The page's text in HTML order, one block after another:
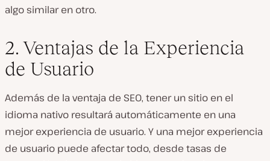
algo similar en otro.
2. Ventajas de la Experiencia
de Usuario
Además de la ventaja de SEO, tener un sitio en el
idioma nativo resultará automáticamente en una
mejor experiencia de usuario. Y una mejor experiencia
de usuario puede afectar todo, desde tasas de